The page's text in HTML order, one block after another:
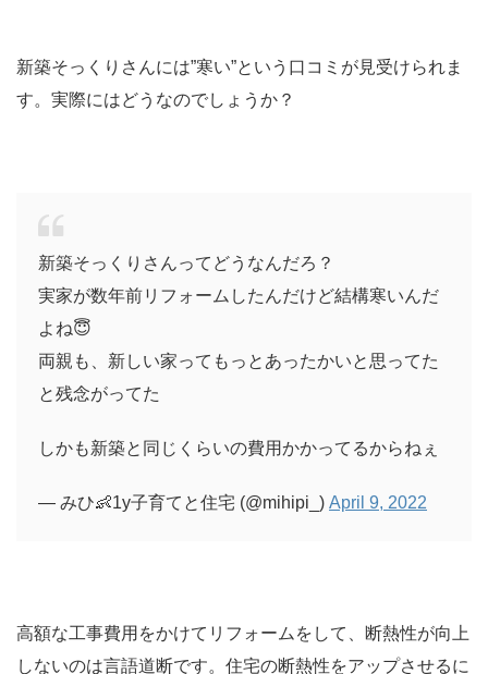
新築そっくりさんには”寒い”という口コミが見受けられま
す。実際にはどうなのでしょうか？
新築そっくりさんってどうなんだろ？
実家が数年前リフォームしたんだけど結構寒いんだ
よね😇
両親も、新しい家ってもっとあったかいと思ってた
と残念がってた
しかも新築と同じくらいの費用かかってるからねぇ
— みひ👶1y子育てと住宅 (@mihipi_) April 9, 2022
高額な工事費用をかけてリフォームをして、断熱性が向上
しないのは言語道断です。住宅の断熱性をアップさせるに